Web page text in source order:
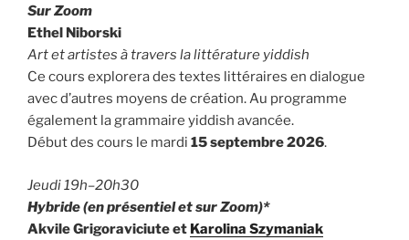
Sur Zoom
Ethel Niborski
Art et artistes à travers la littérature yiddish
Ce cours explorera des textes littéraires en dialogue
avec d’autres moyens de création. Au programme
également la grammaire yiddish avancée.
Début des cours le mardi 15 septembre 2026.
Jeudi 19h–20h30
Hybride (en présentiel et sur Zoom)*
Akvile Grigoraviciute et Karolina Szymaniak